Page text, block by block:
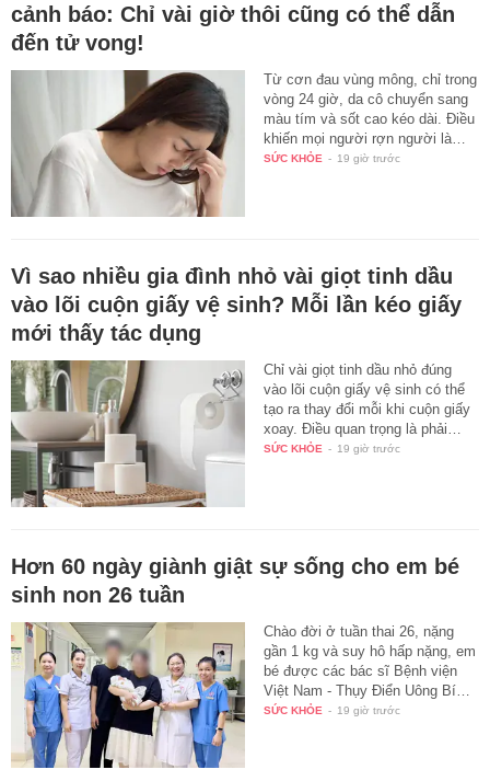
cảnh báo: Chỉ vài giờ thôi cũng có thể dẫn
đến tử vong!
Từ cơn đau vùng mông, chỉ trong
vòng 24 giờ, da cô chuyển sang
màu tím và sốt cao kéo dài. Điều
khiến mọi người rợn người là…
SỨC KHỎE - 19 giờ trước
Vì sao nhiều gia đình nhỏ vài giọt tinh dầu
vào lõi cuộn giấy vệ sinh? Mỗi lần kéo giấy
mới thấy tác dụng
Chỉ vài giọt tinh dầu nhỏ đúng
vào lõi cuộn giấy vệ sinh có thể
tạo ra thay đổi mỗi khi cuộn giấy
xoay. Điều quan trọng là phải…
SỨC KHỎE - 19 giờ trước
Hơn 60 ngày giành giật sự sống cho em bé
sinh non 26 tuần
Chào đời ở tuần thai 26, nặng
gần 1 kg và suy hô hấp nặng, em
bé được các bác sĩ Bệnh viện
Việt Nam - Thụy Điển Uông Bí…
SỨC KHỎE - 19 giờ trước